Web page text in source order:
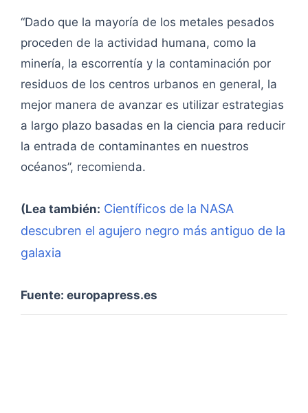
“Dado que la mayoría de los metales pesados
proceden de la actividad humana, como la
minería, la escorrentía y la contaminación por
residuos de los centros urbanos en general, la
mejor manera de avanzar es utilizar estrategias
a largo plazo basadas en la ciencia para reducir
la entrada de contaminantes en nuestros
océanos”, recomienda.
(Lea también: Científicos de la NASA
descubren el agujero negro más antiguo de la
galaxia
Fuente: europapress.es